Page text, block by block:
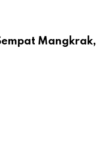
Mangkrak,